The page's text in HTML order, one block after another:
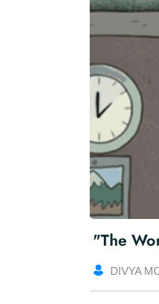
"The
DIVYA